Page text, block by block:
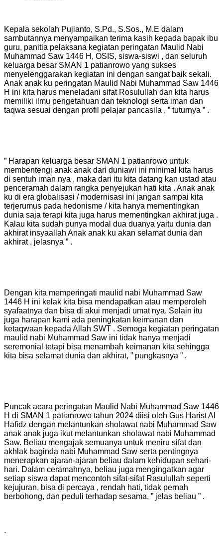
Kepala sekolah Pujianto, S.Pd., S.Sos., M.E dalam
sambutannya menyampaikan terima kasih kepada bapak ibu
guru, panitia pelaksana kegiatan peringatan Maulid Nabi
Muhammad Saw 1446 H, OSIS, siswa-siswi , dan seluruh
keluarga besar SMAN 1 patianrowo yang sukses
menyelenggarakan kegiatan ini dengan sangat baik sekali.
Anak anak ku peringatan Maulid Nabi Muhammad Saw 1446
H ini kita harus meneladani sifat Rosulullah dan kita harus
memiliki ilmu pengetahuan dan teknologi serta iman dan
taqwa sesuai dengan profil pelajar pancasila , ” tuturnya ” .
” Harapan keluarga besar SMAN 1 patianrowo untuk
membentengi anak anak dari duniawi ini minimal kita harus
di sentuh iman nya , maka dari itu kita datang kan ustad atau
penceramah dalam rangka penyejukan hati kita . Anak anak
ku di era globalisasi / modernisasi ini jangan sampai kita
terjerumus pada hedonisme / kita hanya mementingkan
dunia saja terapi kita juga harus mementingkan akhirat juga .
Kalau kita sudah punya modal dua duanya yaitu dunia dan
akhirat insyaallah Anak anak ku akan selamat dunia dan
akhirat , jelasnya ” .
Dengan kita memperingati maulid nabi Muhammad Saw
1446 H ini kelak kita bisa mendapatkan atau memperoleh
syafaatnya dan bisa di akui menjadi umat nya, Selain itu
juga harapan kami ada peningkatan keimanan dan
ketaqwaan kepada Allah SWT . Semoga kegiatan peringatan
maulid nabi Muhammad Saw ini tidak hanya menjadi
seremonial tetapi bisa menambah keimanan kita sehingga
kita bisa selamat dunia dan akhirat, ” pungkasnya ” .
Puncak acara peringatan Maulid Nabi Muhammad Saw 1446
H di SMAN 1 patianrowo tahun 2024 diisi oleh Gus Harist Al
Hafidz dengan melantunkan sholawat nabi Muhammad Saw
anak anak juga ikut melantunkan sholawat nabi Muhammad
Saw. Beliau mengajak semuanya untuk meniru sifat dan
akhlak baginda nabi Muhammad Saw serta pentingnya
menerapkan ajaran-ajaran beliau dalam kehidupan sehari-
hari. Dalam ceramahnya, beliau juga mengingatkan agar
setiap siswa dapat mencontoh sifat-sifat Rasulullah seperti
kejujuran, bisa di percaya , rendah hati, tidak pernah
berbohong, dan peduli terhadap sesama, ” jelas beliau ” .
.